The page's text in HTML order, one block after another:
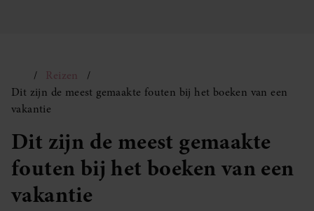
Reizen
Dit zijn de meest gemaakte fouten bij het boeken van een
vakantie
Dit zijn de meest gemaakte
fouten bij het boeken van een
vakantie